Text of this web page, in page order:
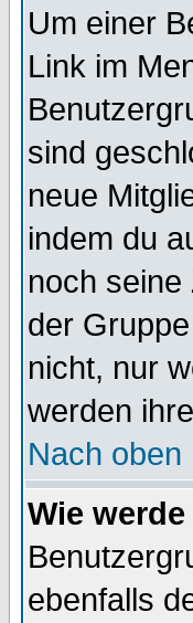
Um einer
Link im
sind
neue
indem du
noch
der
nicht, nur
werden
Nach oben
Wie
ebenfalls